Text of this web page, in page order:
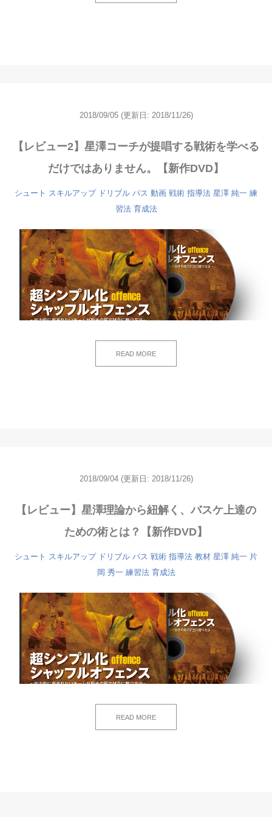
2018/09/05 (更新日: 2018/11/26)
【レビュー2】星澤コーチが提唱する戦術を学べる
だけではありません。【新作DVD】
シュート スキルアップ ドリブル パス 動画 戦術 指導法 星澤 純一 練
習法 育成法
READ MORE
2018/09/04 (更新日: 2018/11/26)
【レビュー】星澤理論から紐解く、バスケ上達の
ための術とは？【新作DVD】
シュート スキルアップ ドリブル パス 戦術 指導法 教材 星澤 純一 片
岡 秀一 練習法 育成法
READ MORE